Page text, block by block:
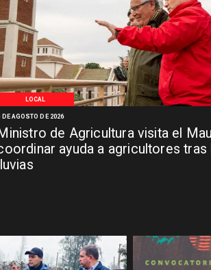
LOCAL
de Agricultura visita el
ayuda a agricultores tras
lluvias
DE AGOSTO DE 2026